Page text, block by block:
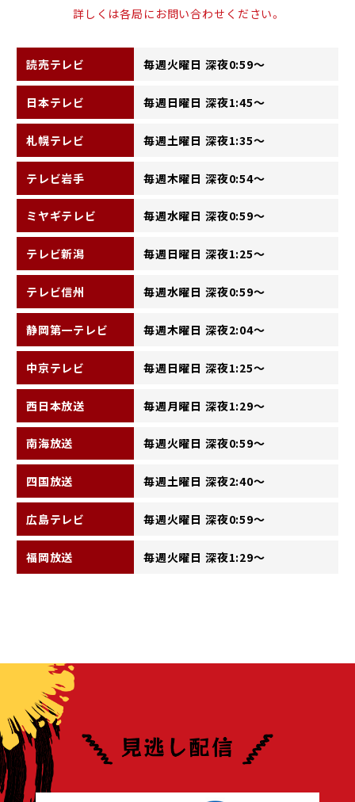
詳しくは各局にお問い合わせください。
読売テレビ 毎週火曜日 深夜0:59～
日本テレビ 毎週日曜日 深夜1:45～
札幌テレビ 毎週土曜日 深夜1:35～
テレビ岩手 毎週木曜日 深夜0:54～
ミヤギテレビ 毎週水曜日 深夜0:59～
テレビ新潟 毎週日曜日 深夜1:25～
テレビ信州 毎週水曜日 深夜0:59～
静岡第一テレビ 毎週木曜日 深夜2:04～
中京テレビ 毎週日曜日 深夜1:25～
西日本放送 毎週月曜日 深夜1:29～
南海放送 毎週火曜日 深夜0:59～
四国放送 毎週土曜日 深夜2:40～
広島テレビ 毎週火曜日 深夜0:59～
福岡放送 毎週火曜日 深夜1:29～